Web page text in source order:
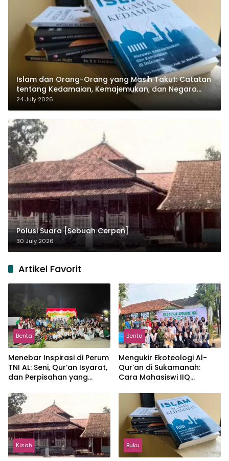
Islam dan Orang-Orang yang Masih Takut: Catatan
tentang Kedamaian, Kemajemukan, dan Negara
dalam Pemikiran Masykuri Abdillah
24 July 2026
Polusi Suara [Sebuah Cerpen]
30 July 2026
Artikel Favorit
Berita
Menebar Inspirasi di Perum
TNI AL: Seni, Qur’an Isyarat,
dan Perpisahan yang
Berita
Mengukir Ekoteologi Al-
Qur’an di Sukamanah:
Cara Mahasiswi IIQ
Jonggol
Kisah Buku